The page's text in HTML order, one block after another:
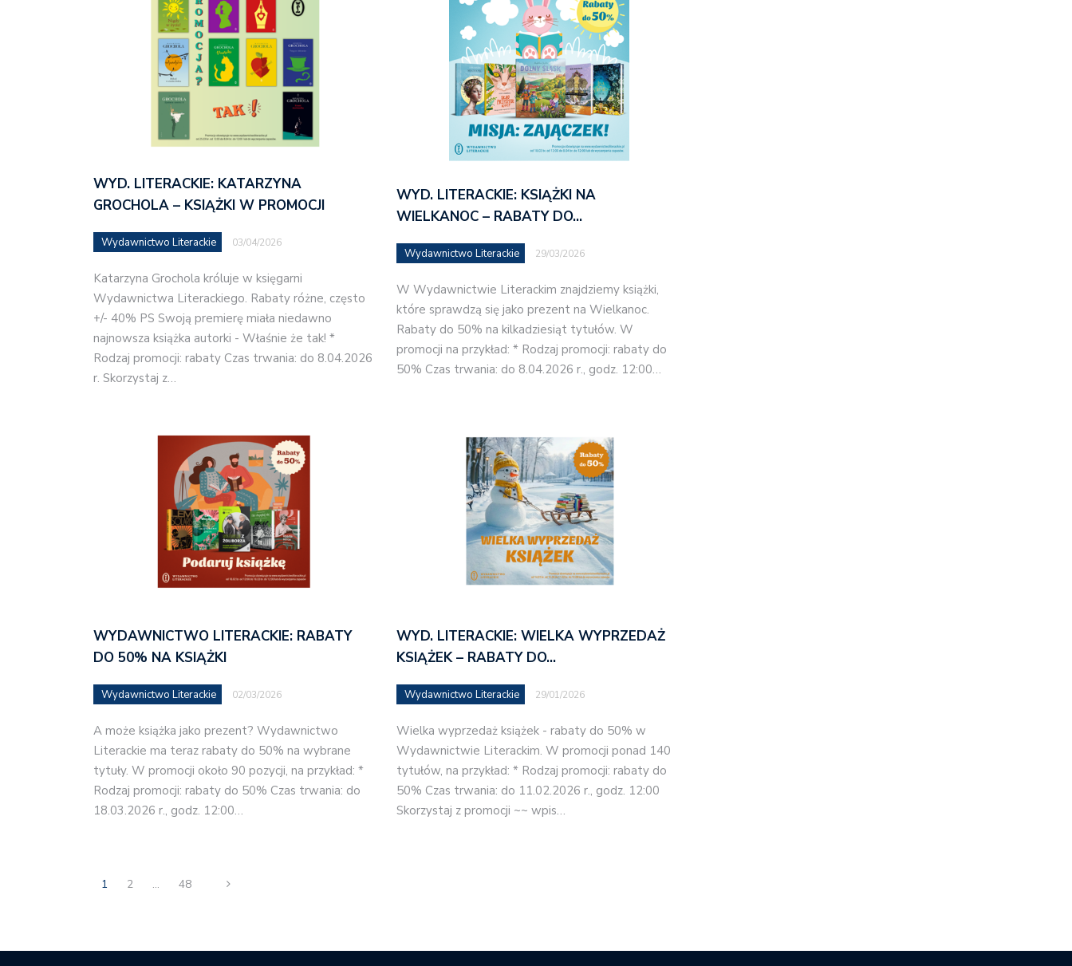
WYD. LITERACKIE: KATARZYNA
GROCHOLA – KSIĄŻKI W PROMOCJI
Wydawnictwo Literackie 03/04/2026
Katarzyna Grochola króluje w księgarni
Wydawnictwa Literackiego. Rabaty różne, często
+/- 40% PS Swoją premierę miała niedawno
najnowsza książka autorki - Właśnie że tak! *
Rodzaj promocji: rabaty Czas trwania: do 8.04.2026
r. Skorzystaj z…
WYD. LITERACKIE: KSIĄŻKI NA
WIELKANOC – RABATY DO…
Wydawnictwo Literackie 29/03/2026
W Wydawnictwie Literackim znajdziemy książki,
które sprawdzą się jako prezent na Wielkanoc.
Rabaty do 50% na kilkadziesiąt tytułów. W
promocji na przykład: * Rodzaj promocji: rabaty do
50% Czas trwania: do 8.04.2026 r., godz. 12:00…
WYDAWNICTWO LITERACKIE: RABATY
DO 50% NA KSIĄŻKI
Wydawnictwo Literackie 02/03/2026
A może książka jako prezent? Wydawnictwo
Literackie ma teraz rabaty do 50% na wybrane
tytuły. W promocji około 90 pozycji, na przykład: *
Rodzaj promocji: rabaty do 50% Czas trwania: do
18.03.2026 r., godz. 12:00…
WYD. LITERACKIE: WIELKA WYPRZEDAŻ
KSIĄŻEK – RABATY DO…
Wydawnictwo Literackie 29/01/2026
Wielka wyprzedaż książek - rabaty do 50% w
Wydawnictwie Literackim. W promocji ponad 140
tytułów, na przykład: * Rodzaj promocji: rabaty do
50% Czas trwania: do 11.02.2026 r., godz. 12:00
Skorzystaj z promocji ~~ wpis…
1 2 … 48